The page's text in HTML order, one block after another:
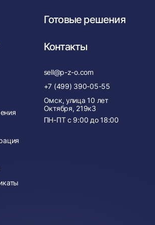
Готовые решения
Контакты
sell@p-z-o.com
+7 (499) 390-05-55
Омск, улица 10 лет
Октября, 219к3
ПН-ПТ с 9:00 до 18:00